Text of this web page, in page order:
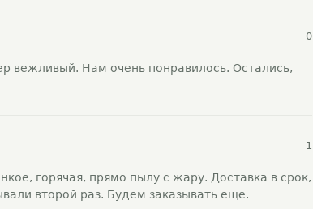
0
вежливый. Нам очень понравилось. Остались,
1
горячая, прямо пылу с жару. Доставка в срок,
второй раз. Будем заказывать ещё.